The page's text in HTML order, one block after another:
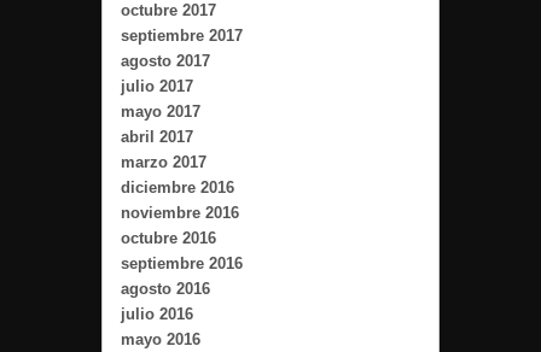
octubre 2017
septiembre 2017
agosto 2017
julio 2017
mayo 2017
abril 2017
marzo 2017
diciembre 2016
noviembre 2016
octubre 2016
septiembre 2016
agosto 2016
julio 2016
mayo 2016